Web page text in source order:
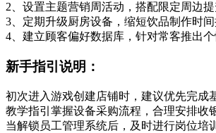
2、设置主题营销周活动，搭配限定周边
3、定期升级厨房设备，缩短饮品制作时
4、建立顾客偏好数据库，针对常客推出
新手指引说明：
初次进入游戏创建店铺时，建议优先完成
教学指引掌握设备采购流程，合理安排收
当解锁员工管理系统后，及时进行岗位培